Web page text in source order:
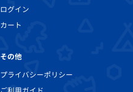
ログイン
カート
その他
プライバシーポリシー